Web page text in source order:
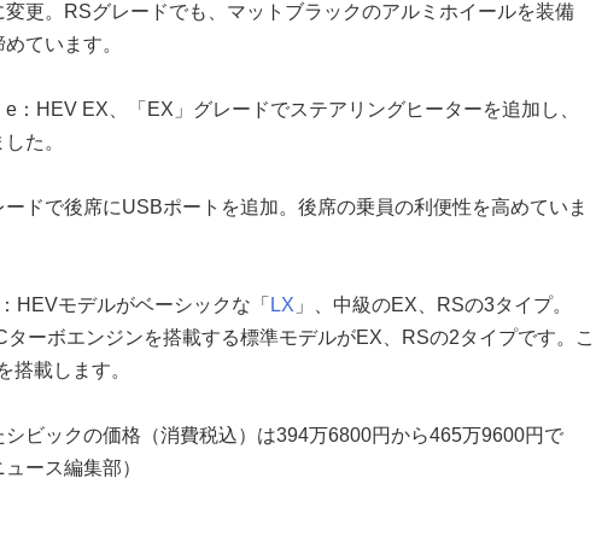
変更。RSグレードでも、マットブラックのアルミホイールを装備
ています。
：HEV EX、「EX」グレードでステアリングヒーターを追加し、
た。
ドで後席にUSBポートを追加。後席の乗員の利便性を高めていま
HEVモデルがベーシックな「 LX 」、中級のEX、RSの3タイプ。
ターボエンジンを搭載する標準モデルがEX、RSの2タイプです。こ
搭載します。
ビックの価格（消費税込）は394万6800円から465万9600円で
ース編集部）